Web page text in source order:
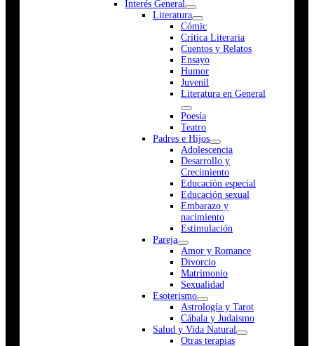
Interés General
Literatura
Cómic
Crítica Literaria
Cuentos y Relatos
Ensayo
Humor
Juvenil
Literatura en General
Poesía
Teatro
Padres e Hijos
Adolescencia
Desarrollo y
Crecimiento
Educación especial
Educación sexual
Embarazo y
nacimiento
Estimulación
Pareja
Amor y Romance
Divorcio
Matrimonio
Sexualidad
Esoterismo
Astrología y Tarot
Cábala y Judaismo
Salud y Vida Natural
Otras terapias